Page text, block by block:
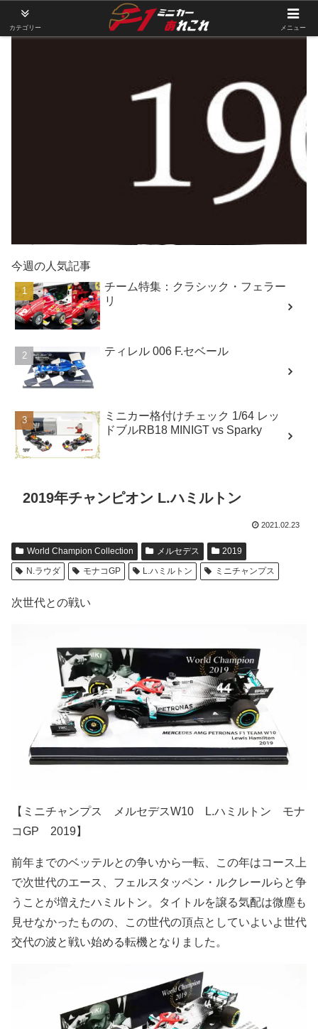
今週の人気記事
チーム特集：クラシック・フェラー
リ
ティレル 006 F.セベール
ミニカー格付けチェック 1/64 レッ
ドブルRB18 MINIGT vs Sparky
2019年チャンピオン L.ハミルトン
2021.02.23
World Champion Collection メルセデス
2019
N.ラウダ
モナコGP L.ハミルトン ミニチャンプス
次世代との戦い
【ミニチャンプス メルセデスW10 L.ハミルトン モナ
コGP 2019】
前年までのベッテルとの争いから一転、この年はコース上
で次世代のエース、フェルスタッペン・ルクレールらと争
うことが増えたハミルトン。タイトルを譲る気配は微塵も
見せなかったものの、この世代の頂点としていよいよ世代
交代の波と戦い始める転機となりました。
カテゴリー メニュー